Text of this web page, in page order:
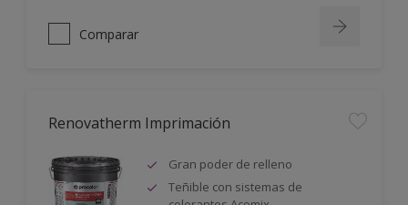
Comparar
Renovatherm Imprimación
Gran poder de relleno
Teñible con sistemas de